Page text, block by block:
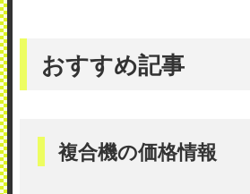
おすすめ記事
複合機の価格情報